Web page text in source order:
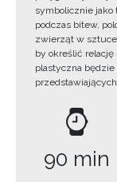
symbolicznie
podczas bitew,
zwierząt w
by określić
plastyczna
90 min